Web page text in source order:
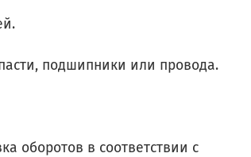
подшипники или провода.
оборотов в соответствии с